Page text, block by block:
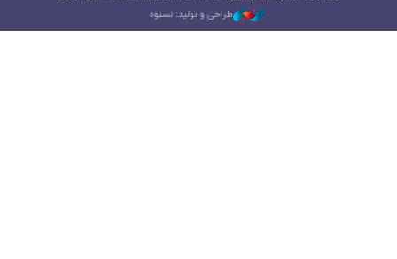
طراحی و تولید: نستوه